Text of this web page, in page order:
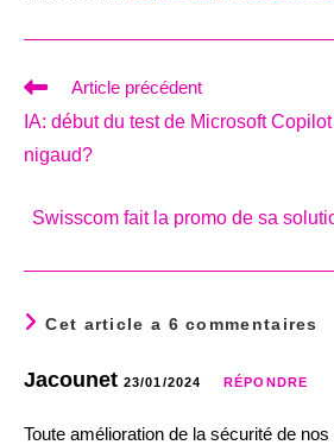
Read
articles
Article précédent
IA: début du test de Microsoft
nigaud?
Swisscom fait la promo de sa
Cet article a 6 commentaires
Jacounet 23/01/2024 RÉPONDRE
Toute amélioration de la sécurité de